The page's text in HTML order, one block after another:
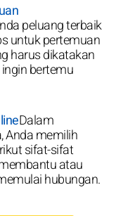
peluang terbaik
untuk pertemuan
harus dikatakan
bertemu
Dalam
Anda memilih
sifat-sifat
atau
hubungan.